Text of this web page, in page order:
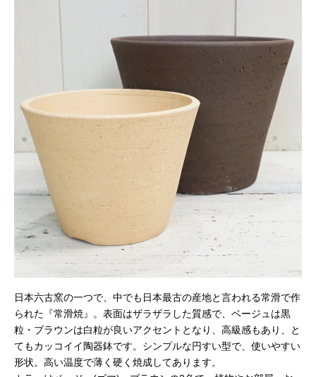
日本六古窯の一つで、中でも日本最古の産地と言われる常滑で作
られた『常滑焼』。表面はザラザラした質感で、ベージュは黒
粒・ブラウンは白粒が良いアクセントとなり、高級感もあり、と
てもカッコイイ陶器鉢です。シンプルな円すい型で、使いやすい
形状。高い温度で薄く硬く焼成してあります。